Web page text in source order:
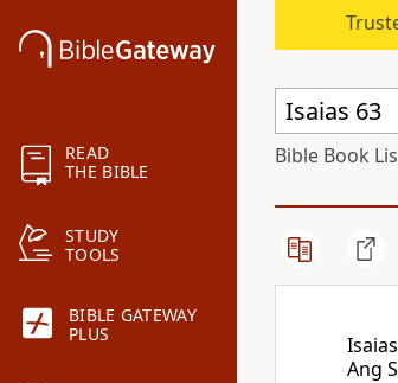
READ
THE BIBLE
STUDY
TOOLS
BIBLE GATEWAY
PLUS
Bible Book
Ang